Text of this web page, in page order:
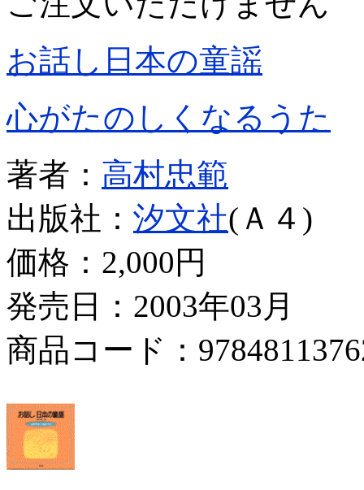
お話し日本の童謡
心がたのしくなるうた
著者： 高村忠範
出版社： 汐文社(Ａ４)
価格： 2,000円
発売日：2003年03月
商品コード：